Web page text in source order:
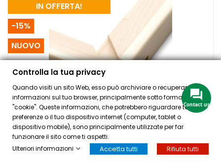
P.E.R. TELAI IN KIT DI MONTAGGIO SPESSORE ALTO (43
MM)
IN OFFERTA!
-15%
NUOVO
HOME ACCOUNT CASSA CERCA
Controlla la tua privacy
Quando visiti un sito Web, esso può archiviare o recuperare
informazioni sul tuo browser, principalmente sotto forma di
"cookie". Queste informazioni, che potrebbero riguardare te, le tue
preferenze o il tuo dispositivo internet (computer, tablet o
dispositivo mobile), sono principalmente utilizzate per far
funzionare il sito come ti aspetti.
Ulteriori informazioni
Accetta tutti Rifiuta tutti
Contact us